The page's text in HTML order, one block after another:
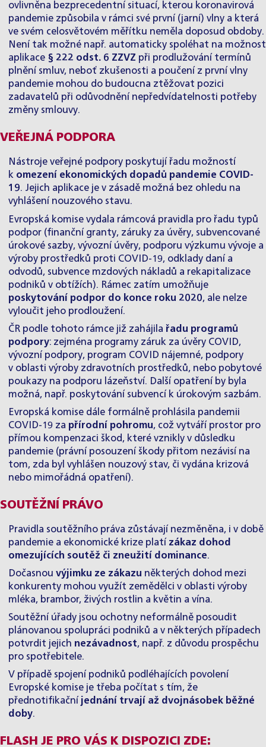
ovlivněna bezprecedentní situací, kterou koronavirová
pandemie způsobila v rámci své první (jarní) vlny a která
ve svém celosvětovém měřítku neměla doposud obdoby.
Není tak možné např. automaticky spoléhat na možnost
aplikace § 222 odst. 6 ZZVZ při prodlužování termínů
plnění smluv, neboť zkušenosti a poučení z první vlny
pandemie mohou do budoucna ztěžovat pozici
zadavatelů při odůvodnění nepředvídatelnosti potřeby
změny smlouvy.
VEŘEJNÁ PODPORA
Nástroje veřejné podpory poskytují řadu možností
k omezení ekonomických dopadů pandemie COVID-
19. Jejich aplikace je v zásadě možná bez ohledu na
vyhlášení nouzového stavu.
Evropská komise vydala rámcová pravidla pro řadu typů
podpor (finanční granty, záruky za úvěry, subvencované
úrokové sazby, vývozní úvěry, podporu výzkumu vývoje a
výroby prostředků proti COVID-19, odklady daní a
odvodů, subvence mzdových nákladů a rekapitalizace
podniků v obtížích). Rámec zatím umožňuje
poskytování podpor do konce roku 2020, ale nelze
vyloučit jeho prodloužení.
ČR podle tohoto rámce již zahájila řadu programů
podpory: zejména programy záruk za úvěry COVID,
vývozní podpory, program COVID nájemné, podpory
v oblasti výroby zdravotních prostředků, nebo pobytové
poukazy na podporu lázeňství. Další opatření by byla
možná, např. poskytování subvencí k úrokovým sazbám.
Evropská komise dále formálně prohlásila pandemii
COVID-19 za přírodní pohromu, což vytváří prostor pro
přímou kompenzaci škod, které vznikly v důsledku
pandemie (právní posouzení škody přitom nezávisí na
tom, zda byl vyhlášen nouzový stav, či vydána krizová
nebo mimořádná opatření).
SOUTĚŽNÍ PRÁVO
Pravidla soutěžního práva zůstávají nezměněna, i v době
pandemie a ekonomické krize platí zákaz dohod
omezujících soutěž či zneužití dominance.
Dočasnou výjimku ze zákazu některých dohod mezi
konkurenty mohou využít zemědělci v oblasti výroby
mléka, brambor, živých rostlin a květin a vína.
Soutěžní úřady jsou ochotny neformálně posoudit
plánovanou spolupráci podniků a v některých případech
potvrdit jejich nezávadnost, např. z důvodu prospěchu
pro spotřebitele.
V případě spojení podniků podléhajících povolení
Evropské komise je třeba počítat s tím, že
přednotifikační jednání trvají až dvojnásobek běžné
doby.
FLASH JE PRO VÁS K DISPOZICI ZDE: